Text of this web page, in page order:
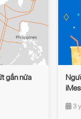
gần nửa
3